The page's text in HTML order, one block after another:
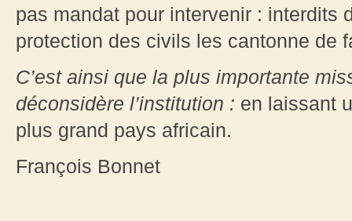
pas mandat pour intervenir : interdits
protection des civils les cantonne de
C’est ainsi que la plus importante
déconsidère l’institution : en laissant
plus grand pays africain.
François Bonnet